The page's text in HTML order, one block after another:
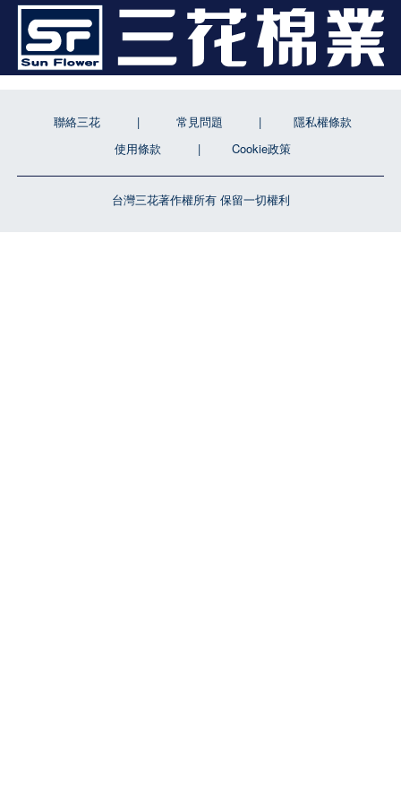
台灣三花著作權所有 保留一切權利
聯絡三花 常見問題
隱私權條款
使用條款
Cookie政策